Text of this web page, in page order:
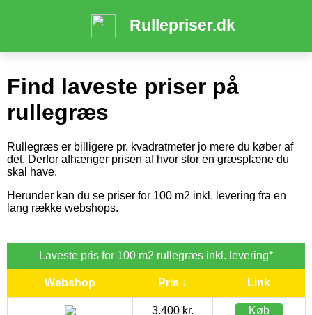
Rullepriser.dk
Find laveste priser på
rullegræs
Rullegræs er billigere pr. kvadratmeter jo mere du køber af
det. Derfor afhænger prisen af hvor stor en græsplæne du
skal have.
Herunder kan du se priser for 100 m2 inkl. levering fra en
lang række webshops.
Laveste pris for 100 m2 rullegræs inkl. levering*
Webshop Pris ↓ Link
3.400 kr. Køb